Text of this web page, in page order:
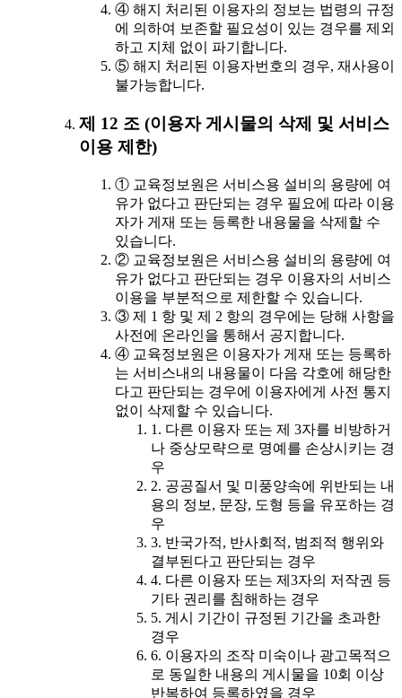
④ 해지 처리된 이용자의 정보는 법령의 규정
에 의하여 보존할 필요성이 있는 경우를 제외
하고 지체 없이 파기합니다.
⑤ 해지 처리된 이용자번호의 경우, 재사용이
불가능합니다.
제 12 조 (이용자 게시물의 삭제 및 서비스
이용 제한)
① 교육정보원은 서비스용 설비의 용량에 여
유가 없다고 판단되는 경우 필요에 따라 이용
자가 게재 또는 등록한 내용물을 삭제할 수
있습니다.
② 교육정보원은 서비스용 설비의 용량에 여
유가 없다고 판단되는 경우 이용자의 서비스
이용을 부분적으로 제한할 수 있습니다.
③ 제 1 항 및 제 2 항의 경우에는 당해 사항을
사전에 온라인을 통해서 공지합니다.
④ 교육정보원은 이용자가 게재 또는 등록하
는 서비스내의 내용물이 다음 각호에 해당한
다고 판단되는 경우에 이용자에게 사전 통지
없이 삭제할 수 있습니다.
1. 다른 이용자 또는 제 3자를 비방하거
나 중상모략으로 명예를 손상시키는 경
우
2. 공공질서 및 미풍양속에 위반되는 내
용의 정보, 문장, 도형 등을 유포하는 경
우
3. 반국가적, 반사회적, 범죄적 행위와
결부된다고 판단되는 경우
4. 다른 이용자 또는 제3자의 저작권 등
기타 권리를 침해하는 경우
5. 게시 기간이 규정된 기간을 초과한
경우
6. 이용자의 조작 미숙이나 광고목적으
로 동일한 내용의 게시물을 10회 이상
반복하여 등록하였을 경우